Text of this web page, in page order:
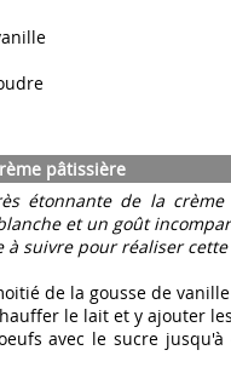
pâtissière
étonnante de la
et un goût
à suivre pour réaliser
de la gousse de
le lait et y ajouter
avec le sucre